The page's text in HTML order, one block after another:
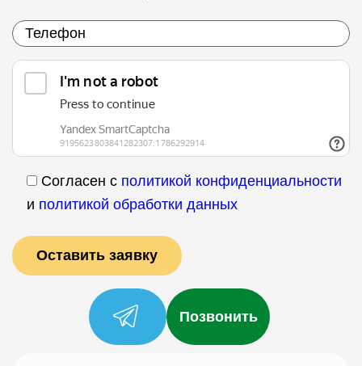
Согласен с политикой конфиденциальности
и политикой обработки данных
Позвонить